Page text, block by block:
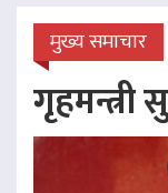
मुख्य समाचार